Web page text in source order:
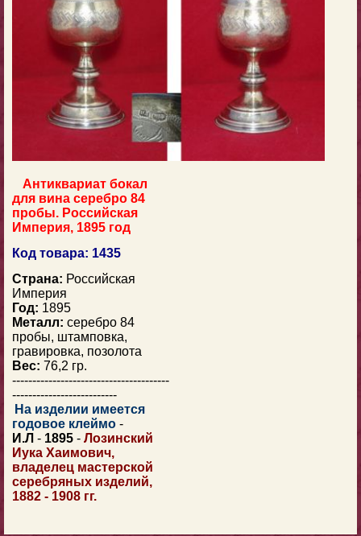
Антиквариат бокал
для вина серебро 84
пробы. Российская
Империя, 1895 год
Код товара: 1435
Страна: Российская
Империя
Год: 1895
Металл: серебро 84
пробы, штамповка,
гравировка, позолота
Вес: 76,2 гр.
---------------------------------------
--------------------------
На изделии имеется
годовое клеймо -
И .Л - 1895 - Лозинский
Иука Хаимович,
владелец мастерской
серебряных изделий,
1882 - 1908 гг.